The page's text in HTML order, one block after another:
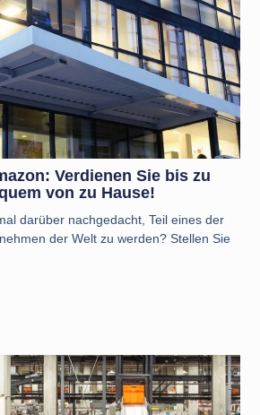
Verdienen Sie bis zu
von zu Hause!
darüber nachgedacht, Teil eines der
der Welt zu werden? Stellen Sie